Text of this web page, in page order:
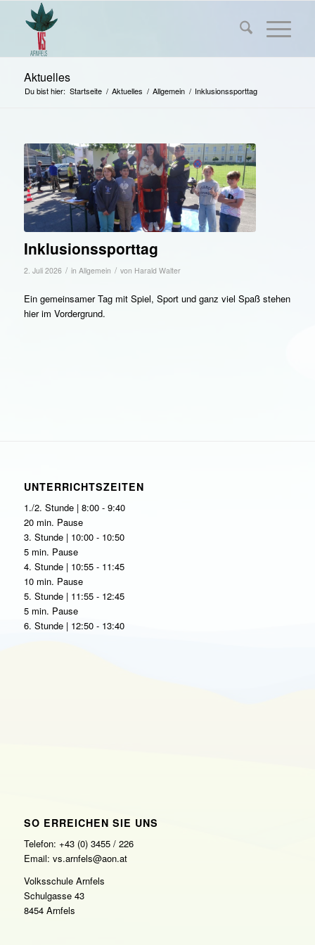
Aktuelles
Du bist hier: Startseite / Aktuelles / Allgemein / Inklusionssporttag
Inklusionssporttag
2. Juli 2026 / in Allgemein / von Harald Walter
Ein gemeinsamer Tag mit Spiel, Sport und ganz viel Spaß stehen
hier im Vordergrund.
UNTERRICHTSZEITEN
1./2. Stunde | 8:00 - 9:40
20 min. Pause
3. Stunde | 10:00 - 10:50
5 min. Pause
4. Stunde | 10:55 - 11:45
10 min. Pause
5. Stunde | 11:55 - 12:45
5 min. Pause
6. Stunde | 12:50 - 13:40
SO ERREICHEN SIE UNS
Telefon: +43 (0) 3455 / 226
Email: vs.arnfels@aon.at
Volksschule Arnfels
Schulgasse 43
8454 Arnfels